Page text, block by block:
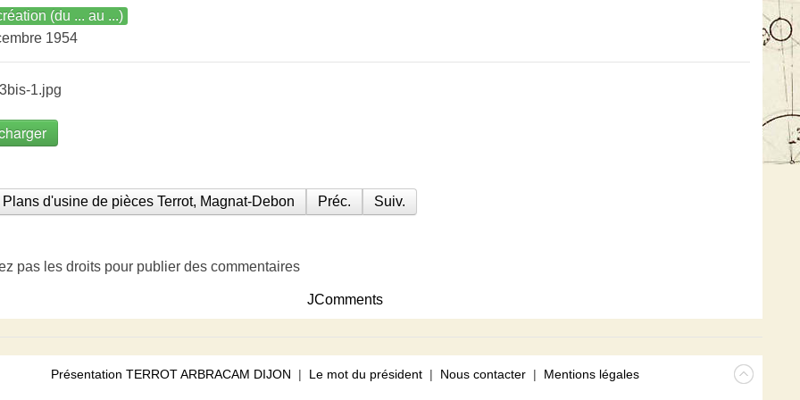
(du ... au ...)
1954
1.jpg
d'usine de pièces Terrot, Magnat-Debon Préc. Suiv.
pas les droits pour publier des commentaires
JComments
Présentation TERROT ARBRACAM DIJON | Le mot du président | Nous contacter | Mentions légales